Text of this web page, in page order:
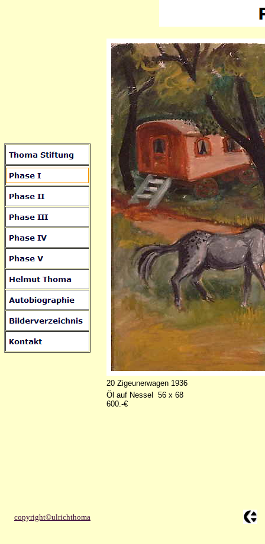
copyright©ulrichthoma
20 Zigeunerwagen 1936
Öl auf Nessel 56 x 68
600.-€